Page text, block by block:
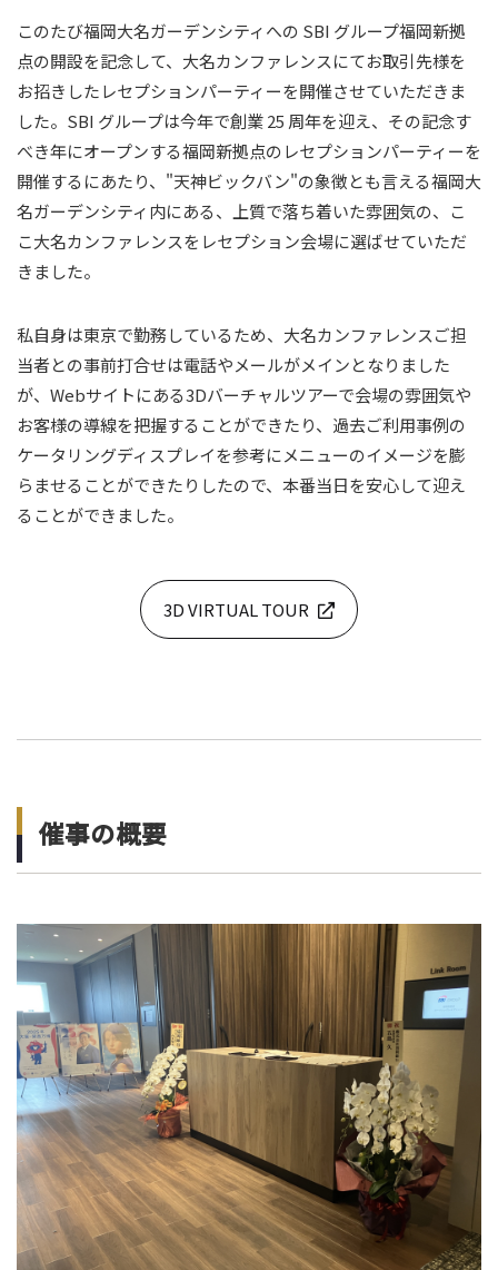
このたび福岡大名ガーデンシティへの SBI グループ福岡新拠
点の開設を記念して、大名カンファレンスにてお取引先様を
お招きしたレセプションパーティーを開催させていただきま
した。SBI グループは今年で創業 25 周年を迎え、その記念す
べき年にオープンする福岡新拠点のレセプションパーティーを
開催するにあたり、"天神ビックバン"の象徴とも言える福岡大
名ガーデンシティ内にある、上質で落ち着いた雰囲気の、こ
こ大名カンファレンスをレセプション会場に選ばせていただ
きました。
私自身は東京で勤務しているため、大名カンファレンスご担
当者との事前打合せは電話やメールがメインとなりました
が、Webサイトにある3Dバーチャルツアーで会場の雰囲気や
お客様の導線を把握することができたり、過去ご利用事例の
ケータリングディスプレイを参考にメニューのイメージを膨
らませることができたりしたので、本番当日を安心して迎え
ることができました。
3D VIRTUAL TOUR
催事の概要